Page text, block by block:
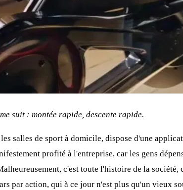
suit : montée rapide, descente rapide.
salles de sport à domicile, dispose d'une
profité à l'entreprise, car les gens
c'est toute l'histoire de la
par action, qui à ce jour n'est plus qu'un vieux